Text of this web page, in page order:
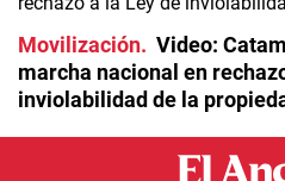
Movilización
Video:
marcha nacional en
inviolabilidad de la